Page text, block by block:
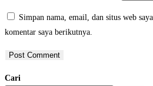
Simpan nama, email, dan situs web
komentar saya berikutnya.
Cari